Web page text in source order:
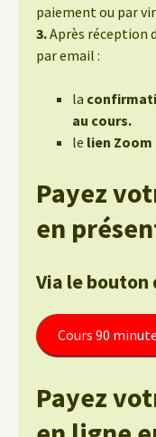
paiement ou par
3.Après réception
par email :
la
au cours.
le lien Zoom
Payez
en
Via le bouton
Cours 90
Payez